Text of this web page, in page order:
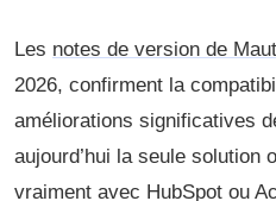
Les notes de version de
2026, confirment la
améliorations significatives
aujourd’hui la seule solution
vraiment avec HubSpot ou